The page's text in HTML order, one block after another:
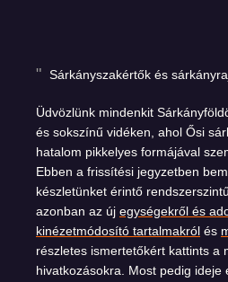
Sárkányszakértők és
Üdvözlünk mindenkit
és sokszínű vidéken, ahol Ősi
hatalom pikkelyes formájával
Ebben a frissítési jegyzetben
készletünket érintő
azonban az új egységekről és
kinézetmódosító tartalmakról és
részletes ismertetőkért kattints a
hivatkozásokra. Most pedig ideje